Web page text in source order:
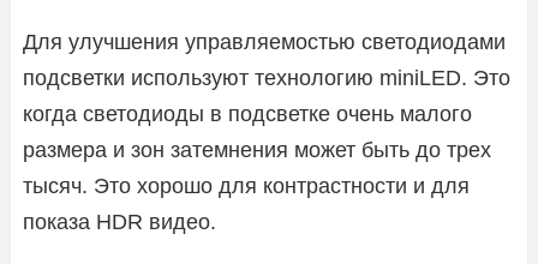
Для улучшения управляемостью светодиодами
подсветки используют технологию miniLED. Это
когда светодиоды в подсветке очень малого
размера и зон затемнения может быть до трех
тысяч. Это хорошо для контрастности и для
показа HDR видео.